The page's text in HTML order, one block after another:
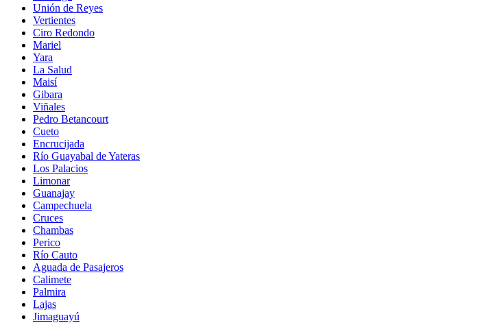
Unión de Reyes
Vertientes
Ciro Redondo
Mariel
Yara
La Salud
Maisí
Gibara
Viñales
Pedro Betancourt
Cueto
Encrucijada
Río Guayabal de Yateras
Los Palacios
Limonar
Guanajay
Campechuela
Cruces
Chambas
Perico
Río Cauto
Aguada de Pasajeros
Calimete
Palmira
Lajas
Jimaguayú